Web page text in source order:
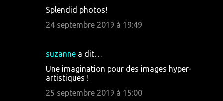
Splendid photos!
24 septembre 2019 à 19:49
suzanne a dit…
Une imagination pour des images hyper-
artistiques !
25 septembre 2019 à 15:00